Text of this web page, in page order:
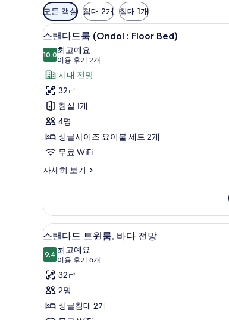
객
실
에
사
용
가
능
한
필
터
모든 객실 침대 2개 침대 1개
스
탠
다
드
룸
(Ondol
Floor
Bed)
진
두
보
기
스탠다드룸 (Ondol
6
스탠다드룸 (Ondol : Floor Bed)
10.010.0점 만점 중 10점
최고예요
이용 후기 2개
(이
용
후
기
2
개)
시내 전망
32㎡
침실 1개
4명
싱글사이즈 요이불 세트 2개
무료 WiFi
자세히 보기
스
룸
(Ondol
:
Floor
Bed)
세
히
기
스
탠
다
드
트
윈
객실 내 금고, 책상,
4
스탠다드 트윈룸, 바다 전망
9.49.4점 만점 중 10점
최고예요
이용 후기 6개
(이
용
후
기
6
32㎡
2명
싱글침대 2개